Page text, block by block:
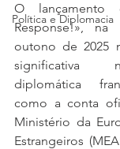
Política e Diplomacia
O lançamento
Response!»,
outono de 2025
significativa
diplomática
como a conta
Ministério da
Estrangeiros